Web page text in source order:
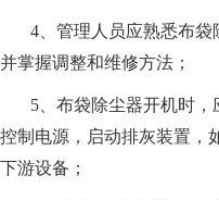
4、管理人员应熟悉布袋
并掌握调整和维修方法；
5、布袋除尘器开机时
控制电源，启动排灰装置，
下游设备；